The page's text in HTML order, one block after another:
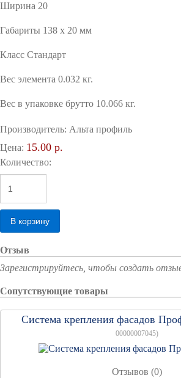
Ширина 20
Габариты 138 x 20 мм
Класс Стандарт
Вес элемента 0.032 кг.
Вес в упаковке брутто 10.066 кг.
Производитель: Альта профиль
Цена: 15.00 р.
Количество:
Отзыв
Зарегистрируйтесь, чтобы создать
Сопутствующие товары
Система крепления фасадов
00000007045)
Отзывов (0)